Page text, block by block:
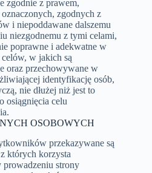
zgodnie z prawem,
zgodnych z
i niepoddawane dalszemu
niezgodnemu z tymi celami,
poprawne i adekwatne w
w jakich są
oraz przechowywane w
identyfikację osób,
nie dłużej niż jest to
osiągnięcia celu
OSOBOWYCH
przekazywane są
których korzysta
strony